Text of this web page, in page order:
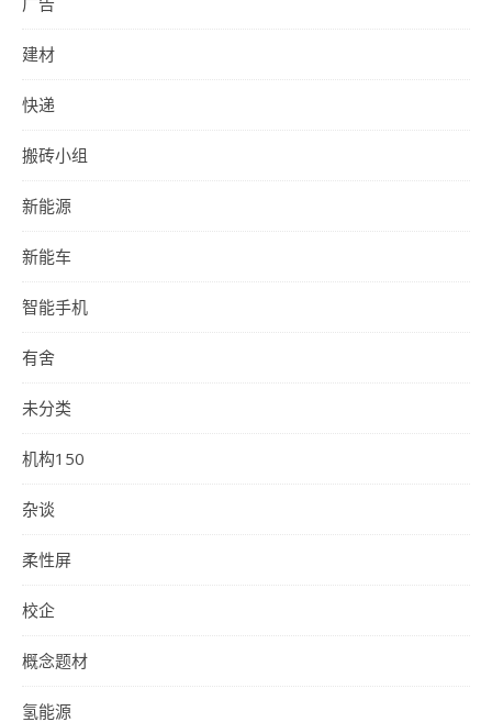
建材
快递
搬砖小组
新能源
新能车
智能手机
有舍
未分类
机构150
杂谈
柔性屏
校企
概念题材
氢能源